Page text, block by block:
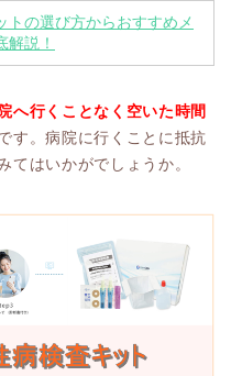
トの選び方からおすすめメ
解説！
へ行くことなく空いた時間
す。病院に行くことに抵抗
てはいかがでしょうか。